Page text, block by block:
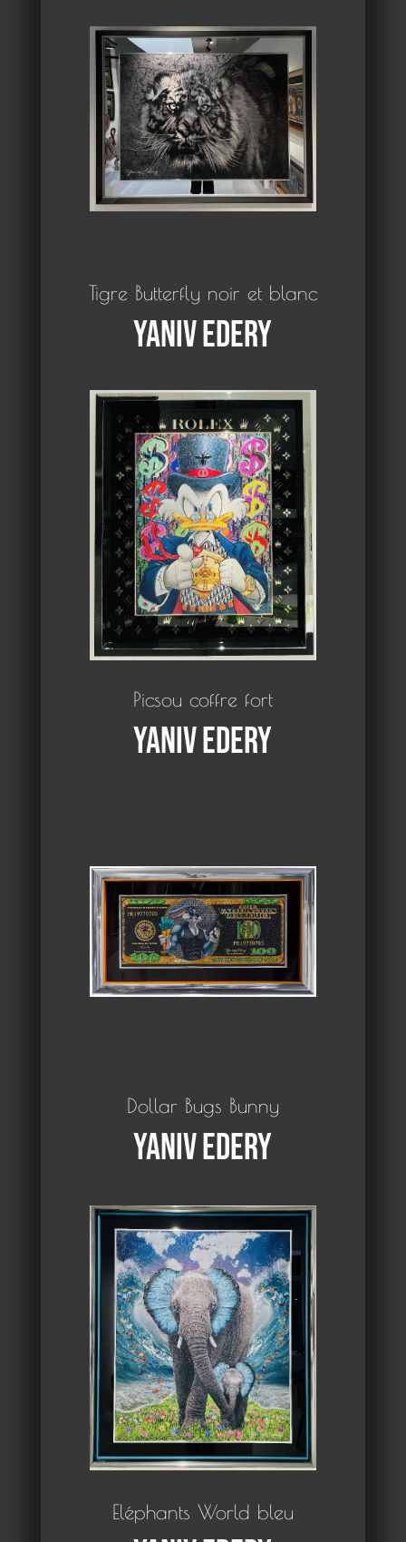
Tigre Butterfly noir et blanc
Yaniv Edery
Picsou coffre fort
Yaniv Edery
Dollar Bugs Bunny
Yaniv Edery
Eléphants World bleu